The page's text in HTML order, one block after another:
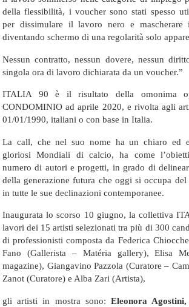
della flessibilità, i voucher sono stati spesso
per dissimulare il lavoro nero e mascherare
diventando schermo di una regolarità solo
Nessun contratto, nessun dovere, nessun
singola ora di lavoro dichiarata da un voucher.”
ITALIA 90 è il risultato della omonima
CONDOMINIO ad aprile 2020, e rivolta agli
01/01/1990, italiani o con base in Italia.
La call, che nel suo nome ha un chiaro ed
gloriosi Mondiali di calcio, ha come
numero di autori e progetti, in grado di
della generazione futura che oggi si occupa
in tutte le sue declinazioni contemporanee.
Inaugurata lo scorso 10 giugno, la collettiva
lavori dei 15 artisti selezionati tra più di 300
di professionisti composta da Federica
Fano (Gallerista – Matéria gallery), Elisa
magazine), Giangavino Pazzola (Curatore –
Zanot (Curatore) e Alba Zari (Artista),
gli artisti in mostra sono:Eleonora